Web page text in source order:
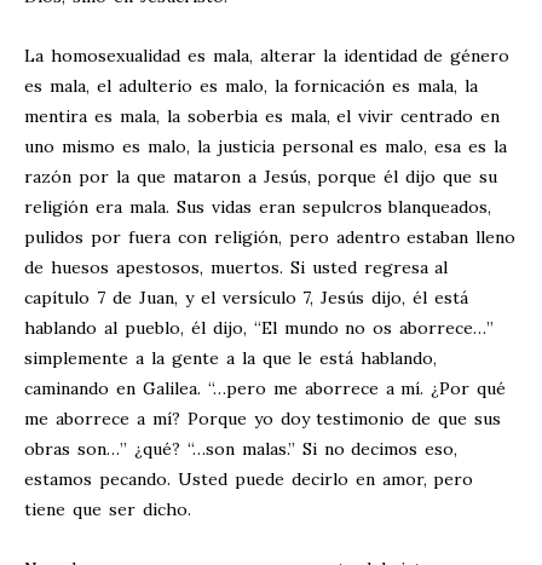
La homosexualidad es mala, alterar la identidad de género
es mala, el adulterio es malo, la fornicación es mala, la
mentira es mala, la soberbia es mala, el vivir centrado en
uno mismo es malo, la justicia personal es malo, esa es la
razón por la que mataron a Jesús, porque él dijo que su
religión era mala. Sus vidas eran sepulcros blanqueados,
pulidos por fuera con religión, pero adentro estaban lleno
de huesos apestosos, muertos. Si usted regresa al
capítulo 7 de Juan, y el versículo 7, Jesús dijo, él está
hablando al pueblo, él dijo, “El mundo no os aborrece…”
simplemente a la gente a la que le está hablando,
caminando en Galilea. “…pero me aborrece a mí. ¿Por qué
me aborrece a mí? Porque yo doy testimonio de que sus
obras son…” ¿qué? “…son malas.” Si no decimos eso,
estamos pecando. Usted puede decirlo en amor, pero
tiene que ser dicho.